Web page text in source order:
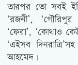
তারপর তো সবই
‘রজনী’,
‘ফেরা’, ‘কোথাও
‘এইসব
আহমেদ।